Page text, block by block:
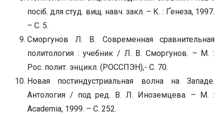
посіб. для студ. вищ. навч. закл. – К. : Ґенеза, 1997.
– С. 5.
Сморгунов Л. В. Современная сравнительная
политология : учебник / Л. В. Сморгунов. – М. :
Рос. полит. энцикл. (РОССПЭН),- С. 70.
Новая постиндустриальная волна на Западе.
Антология / под ред. В. Л. Иноземцева. – М. :
Асademia, 1999. – С. 252.